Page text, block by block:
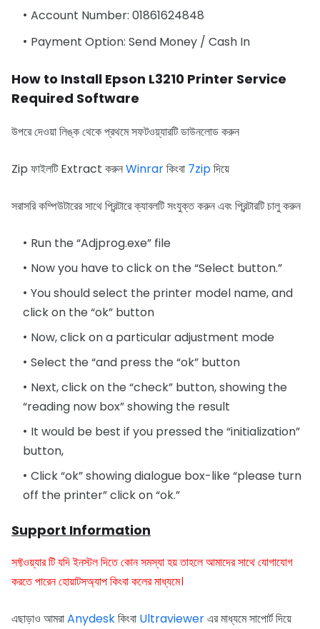
Account Number: 01861624848
Payment Option: Send Money / Cash In
How to Install Epson L3210 Printer Service
Required Software
উপরে দেওয়া লিঙ্ক থেকে প্রথমে সফটওয়্যারটি ডাউনলোড করুন
Zip ফাইলটি Extract করুনWinrarকিংবা 7zipদিয়ে
সরাসরি কম্পিউটারের সাথে প্রিন্টারে ক্যাবলটি সংযুক্ত করুন এবং প্রিন্টারটি চালু করুন
Run the “Adjprog.exe” file
Now you have to click on the “Select button.”
You should select the printer model name, and
click on the “ok” button
Now, click on a particular adjustment mode
Select the “and press the “ok” button
Next, click on the “check” button, showing the
“reading now box” showing the result
It would be best if you pressed the “initialization”
button,
Click “ok” showing dialogue box-like “please turn
off the printer” click on “ok.”
Support Information
সফ্টওয়্যার টি যদি ইনস্টল দিতে কোন সমস্যা হয় তাহলে আমাদের সাথে যোগাযোগ
করতে পারেন হোয়াটসঅ্যাপ কিংবা কলের মাধ্যমে।
এছাড়াও আমরাAnydeskকিংবা Ultraviewerএর মাধ্যমে সাপোর্ট দিয়ে